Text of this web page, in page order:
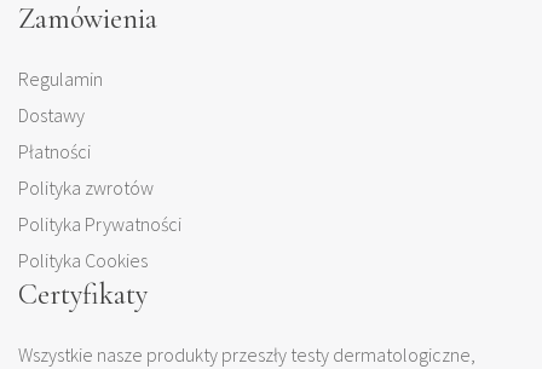
Zamówienia
Regulamin
Dostawy
Płatności
Polityka zwrotów
Polityka Prywatności
Polityka Cookies
Certyfikaty
Wszystkie nasze produkty przeszły testy dermatologiczne,